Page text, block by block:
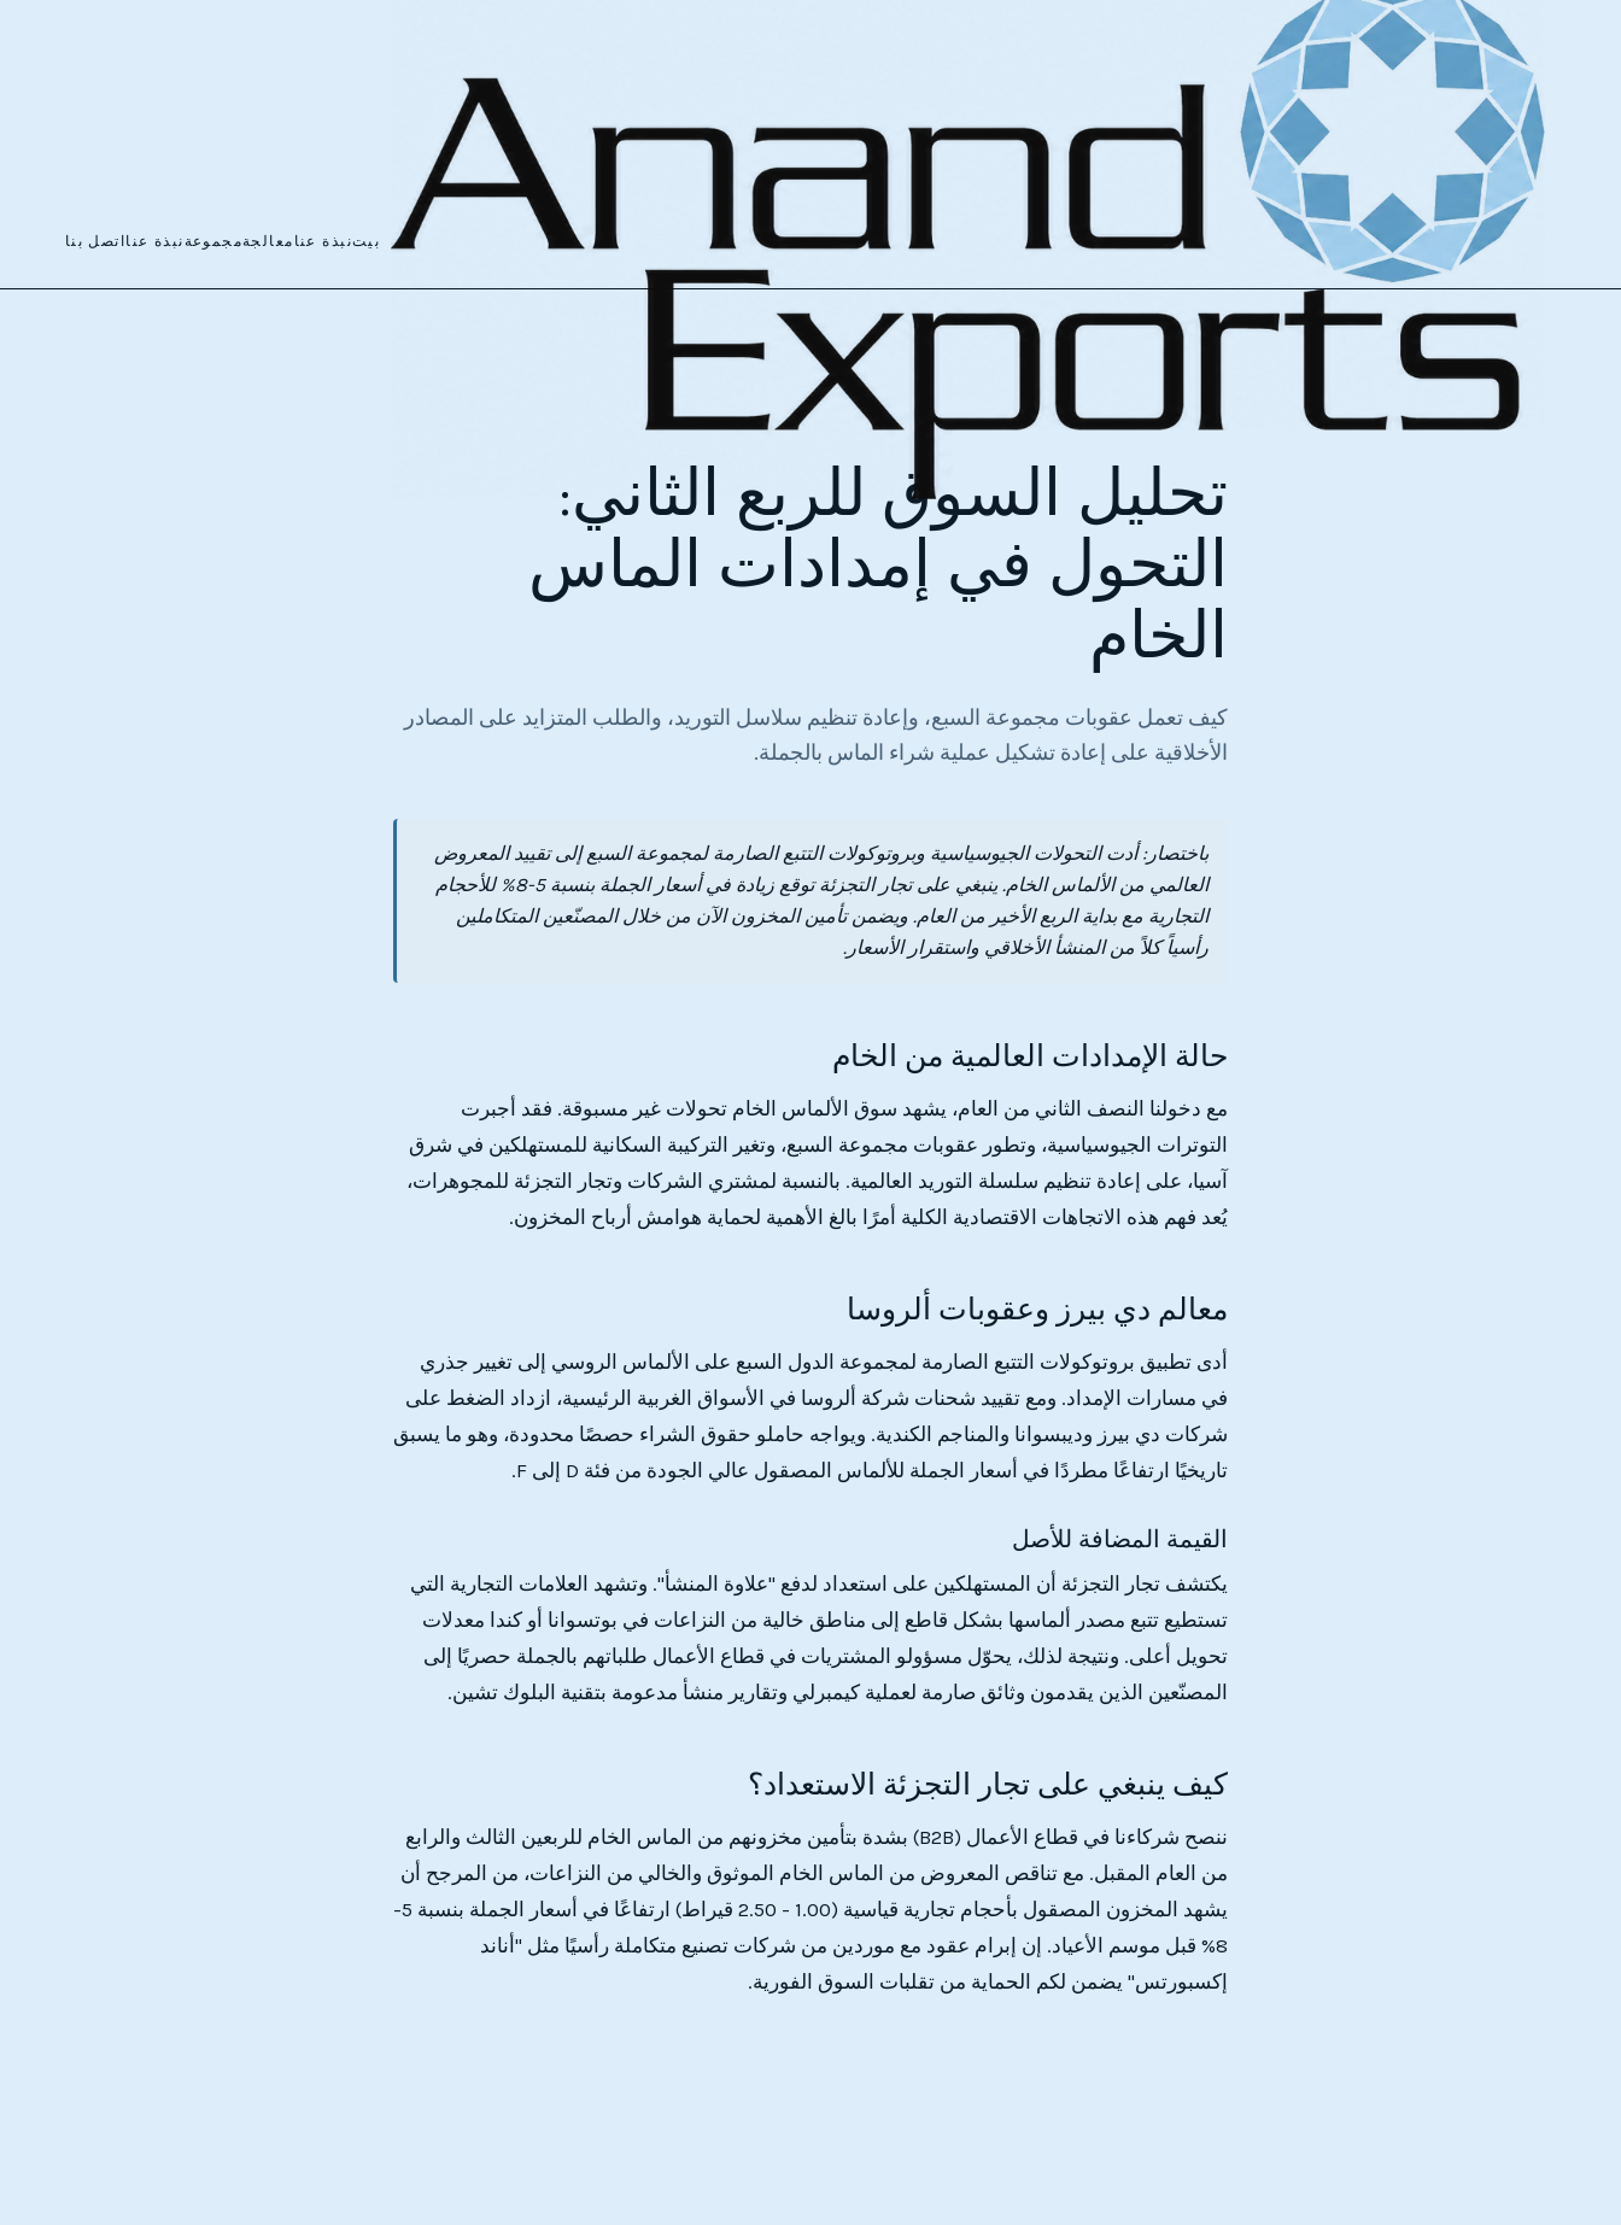
بيتنبذة عنا معالجةمجموعة نبذة عنااتصل بنا
تحليل السوق للربع الثاني:
التحول في إمدادات الماس
الخام
كيف تعمل عقوبات مجموعة السبع، وإعادة تنظيم سلاسل التوريد، والطلب المتزايد على المصادر
الأخلاقية على إعادة تشكيل عملية شراء الماس بالجملة.
باختصار: أدت التحولات الجيوسياسية وبروتوكولات التتبع الصارمة لمجموعة السبع إلى تقييد المعروض
العالمي من الألماس الخام. ينبغي على تجار التجزئة توقع زيادة في أسعار الجملة بنسبة 5-8% للأحجام
التجارية مع بداية الربع الأخير من العام. ويضمن تأمين المخزون الآن من خلال المصنّعين المتكاملين
رأسياً كلاً من المنشأ الأخلاقي واستقرار الأسعار.
حالة الإمدادات العالمية من الخام
مع دخولنا النصف الثاني من العام، يشهد سوق الألماس الخام تحولات غير مسبوقة. فقد أجبرت
التوترات الجيوسياسية، وتطور عقوبات مجموعة السبع، وتغير التركيبة السكانية للمستهلكين في شرق
آسيا، على إعادة تنظيم سلسلة التوريد العالمية. بالنسبة لمشتري الشركات وتجار التجزئة للمجوهرات،
يُعد فهم هذه الاتجاهات الاقتصادية الكلية أمرًا بالغ الأهمية لحماية هوامش أرباح المخزون.
معالم دي بيرز وعقوبات ألروسا
أدى تطبيق بروتوكولات التتبع الصارمة لمجموعة الدول السبع على الألماس الروسي إلى تغيير جذري
في مسارات الإمداد. ومع تقييد شحنات شركة ألروسا في الأسواق الغربية الرئيسية، ازداد الضغط على
شركات دي بيرز وديبسوانا والمناجم الكندية. ويواجه حاملو حقوق الشراء حصصًا محدودة، وهو ما يسبق
تاريخيًا ارتفاعًا مطردًا في أسعار الجملة للألماس المصقول عالي الجودة من فئة D إلى F.
القيمة المضافة للأصل
يكتشف تجار التجزئة أن المستهلكين على استعداد لدفع "علاوة المنشأ". وتشهد العلامات التجارية التي
تستطيع تتبع مصدر ألماسها بشكل قاطع إلى مناطق خالية من النزاعات في بوتسوانا أو كندا معدلات
تحويل أعلى. ونتيجة لذلك، يحوّل مسؤولو المشتريات في قطاع الأعمال طلباتهم بالجملة حصريًا إلى
المصنّعين الذين يقدمون وثائق صارمة لعملية كيمبرلي وتقارير منشأ مدعومة بتقنية البلوك تشين.
كيف ينبغي على تجار التجزئة الاستعداد؟
ننصح شركاءنا في قطاع الأعمال (B2B) بشدة بتأمين مخزونهم من الماس الخام للربعين الثالث والرابع
من العام المقبل. مع تناقص المعروض من الماس الخام الموثوق والخالي من النزاعات، من المرجح أن
يشهد المخزون المصقول بأحجام تجارية قياسية (1.00 - 2.50 قيراط) ارتفاعًا في أسعار الجملة بنسبة 5-
8% قبل موسم الأعياد. إن إبرام عقود مع موردين من شركات تصنيع متكاملة رأسيًا مثل "أناند
إكسبورتس" يضمن لكم الحماية من تقلبات السوق الفورية.